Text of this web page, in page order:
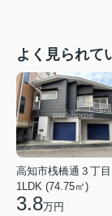
よく見られて
高知市桟橋通３丁目
1LDK (74.75㎡)
3.8万円